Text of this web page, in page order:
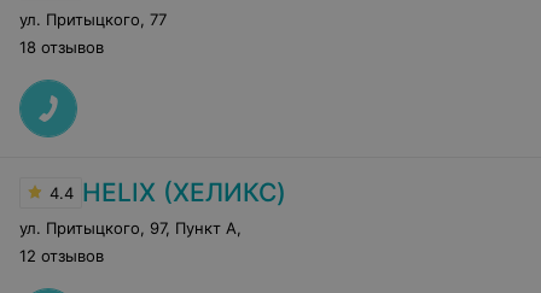
ул. Притыцкого 77
18 отзывов
4.4 HELIX (ХЕЛИКС)
ул. Притыцкого, 97, Пункт А,
12 отзывов